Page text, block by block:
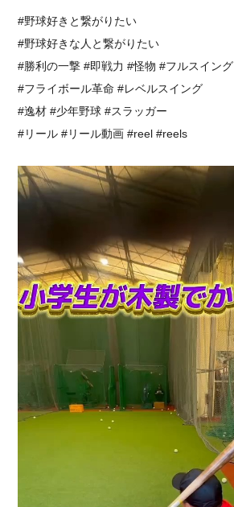
⁡#野球好きと繋がりたい
#野球好きな人と繋がりたい
#勝利の一撃 #即戦力 #怪物 #フルスイング⁡
⁡#フライボール革命 #レベルスイング
#逸材 #少年野球 #スラッガー
#リール #リール動画 #reel #reels